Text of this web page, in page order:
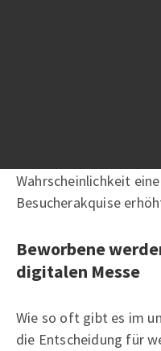
Wahrscheinlichkeit
Besucherakquise
Beworbene
digitalen Messe
Wie so oft gibt es im
die Entscheidung für